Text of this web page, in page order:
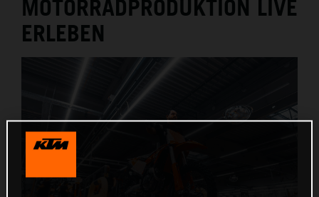
THE COMPANY
MOTORRADPRODUKTION LIVE
ERLEBEN